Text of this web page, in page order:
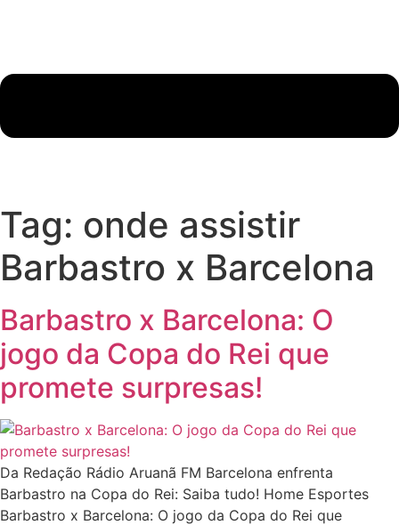
Tag: onde assistir
Barbastro x Barcelona
Barbastro x Barcelona: O
jogo da Copa do Rei que
promete surpresas!
Da Redação Rádio Aruanã FM Barcelona enfrenta
Barbastro na Copa do Rei: Saiba tudo! Home Esportes
Barbastro x Barcelona: O jogo da Copa do Rei que